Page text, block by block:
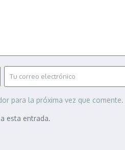
para la próxima vez que comente.
esta entrada.